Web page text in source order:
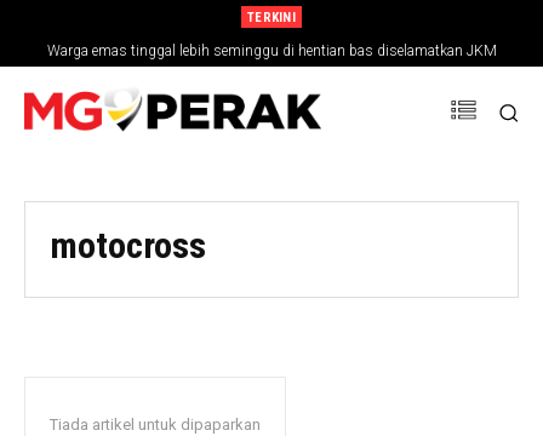
TERKINI
Warga emas tinggal lebih seminggu di hentian bas diselamatkan JKM
motocross
Tiada artikel untuk dipaparkan